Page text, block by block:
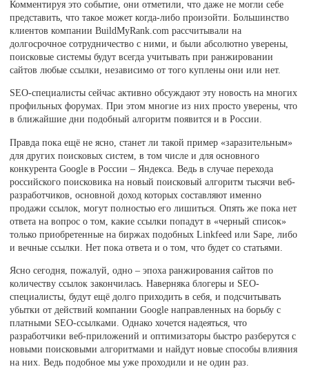
Комментируя это событие, они отметили, что даже не могли себе
представить, что такое может когда-либо произойти. Большинство
клиентов компании BuildMyRank.com рассчитывали на
долгосрочное сотрудничество с ними, и были абсолютно уверены,
поисковые системы будут всегда учитывать при ранжировании
сайтов любые ссылки, независимо от того куплены они или нет.
SEO-специалисты сейчас активно обсуждают эту новость на многих
профильных форумах. При этом многие из них просто уверены, что
в ближайшие дни подобный алгоритм появится и в России.
Правда пока ещё не ясно, станет ли такой пример «заразительным»
для других поисковых систем, в том числе и для основного
конкурента Google в России – Яндекса. Ведь в случае перехода
российского поисковика на новый поисковый алгоритм тысячи веб-
разработчиков, основной доход которых составляют именно
продажи ссылок, могут полностью его лишиться. Опять же пока нет
ответа на вопрос о том, какие ссылки попадут в «черный список»
только приобретенные на биржах подобных Linkfeed или Sape, либо
и вечные ссылки. Нет пока ответа и о том, что будет со статьями.
Ясно сегодня, пожалуй, одно – эпоха ранжирования сайтов по
количеству ссылок закончилась. Наверняка блогеры и SEO-
специалисты, будут ещё долго приходить в себя, и подсчитывать
убытки от действий компании Google направленных на борьбу с
платными SEO-ссылками. Однако хочется надеяться, что
разработчики веб-приложений и оптимизаторы быстро разберутся с
новыми поисковыми алгоритмами и найдут новые способы влияния
на них. Ведь подобное мы уже проходили и не один раз.